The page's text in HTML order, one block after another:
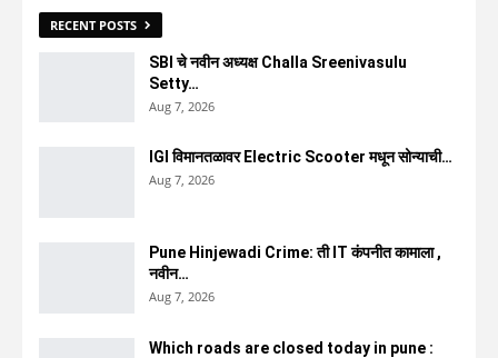
RECENT POSTS
SBI चे नवीन अध्यक्ष Challa Sreenivasulu
Setty…
Aug 7, 2026
IGI विमानतळावर Electric Scooter मधून सोन्याची…
Aug 7, 2026
Pune Hinjewadi Crime: ती IT कंपनीत कामाला ,
नवीन…
Aug 7, 2026
Which roads are closed today in pune :